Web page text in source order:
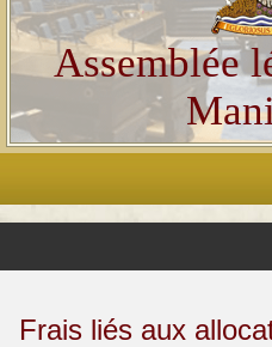
Assemblée
Frais liés aux